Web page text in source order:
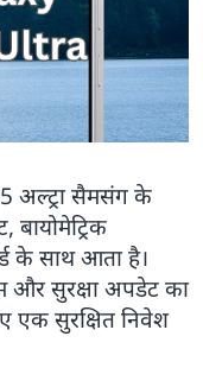
अल्ट्रा सैमसंग के
बायोमेट्रिक
के साथ आता है।
सुरक्षा अपडेट का
एक सुरक्षित निवेश